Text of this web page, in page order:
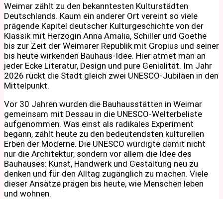
Weimar zählt zu den bekanntesten Kulturstädten
Deutschlands. Kaum ein anderer Ort vereint so viele
prägende Kapitel deutscher Kulturgeschichte von der
Klassik mit Herzogin Anna Amalia, Schiller und Goethe
bis zur Zeit der Weimarer Republik mit Gropius und seiner
bis heute wirkenden Bauhaus-Idee. Hier atmet man an
jeder Ecke Literatur, Design und pure Genialität. Im Jahr
2026 rückt die Stadt gleich zwei UNESCO-Jubiläen in den
Mittelpunkt.
Vor 30 Jahren wurden die Bauhausstätten in Weimar
gemeinsam mit Dessau in die UNESCO-Welterbeliste
aufgenommen. Was einst als radikales Experiment
begann, zählt heute zu den bedeutendsten kulturellen
Erben der Moderne. Die UNESCO würdigte damit nicht
nur die Architektur, sondern vor allem die Idee des
Bauhauses: Kunst, Handwerk und Gestaltung neu zu
denken und für den Alltag zugänglich zu machen. Viele
dieser Ansätze prägen bis heute, wie Menschen leben
und wohnen.